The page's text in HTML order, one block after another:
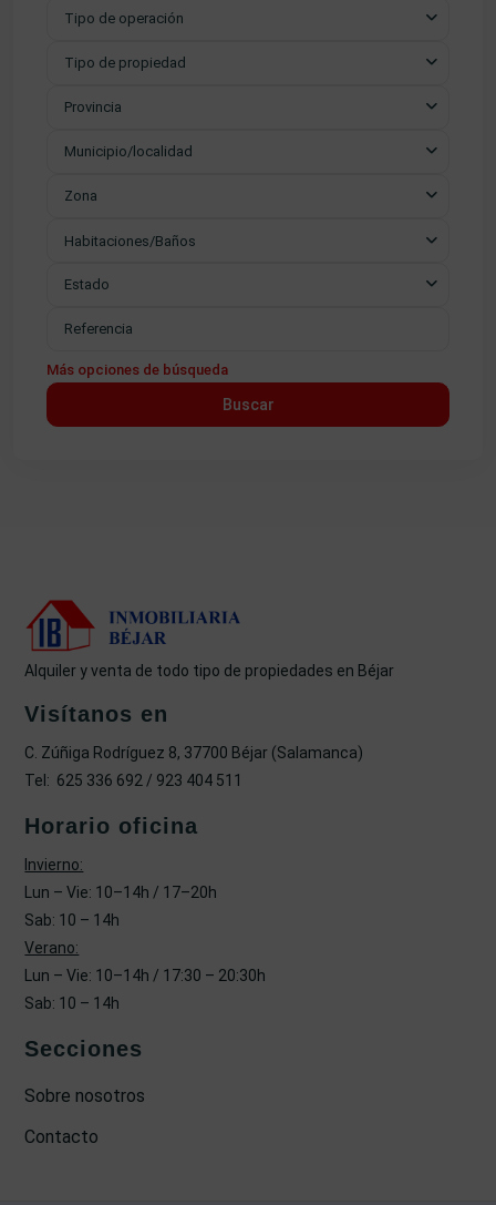
Tipo de operación
Tipo de propiedad
Provincia
Municipio/localidad
Zona
Habitaciones/Baños
Estado
Más opciones de búsqueda
Buscar
Alquiler y venta de todo tipo de propiedades en Béjar
Visítanos en
C. Zúñiga Rodríguez 8, 37700 Béjar (Salamanca)
Tel: 625 336 692 / 923 404 511
Horario oficina
Invierno:
Lun – Vie: 10–14h / 17–20h
Sab: 10 – 14h
Verano:
Lun – Vie: 10–14h / 17:30 – 20:30h
Sab: 10 – 14h
Secciones
Sobre nosotros
Contacto